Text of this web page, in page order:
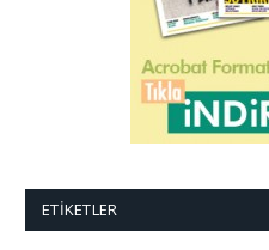
ETIKETLER